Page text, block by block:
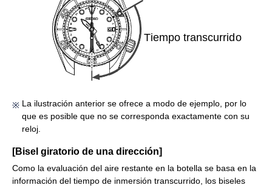
Tiempo transcurrido
La ilustración anterior se ofrece a modo de ejemplo, por lo
que es posible que no se corresponda exactamente con su
reloj.
[Bisel giratorio de una dirección]
Como la evaluación del aire restante en la botella se basa en la
información del tiempo de inmersión transcurrido, los biseles